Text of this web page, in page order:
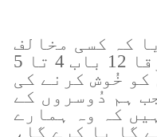
کہ کسی مخالف
اِنسان سے مت ڈرو (لُوقا 12 باب 4 تا 5
کو خُوش کرنے کی
ہم دُوسروں کے
کہ وہ ہمارے
گا یا کرے گا،